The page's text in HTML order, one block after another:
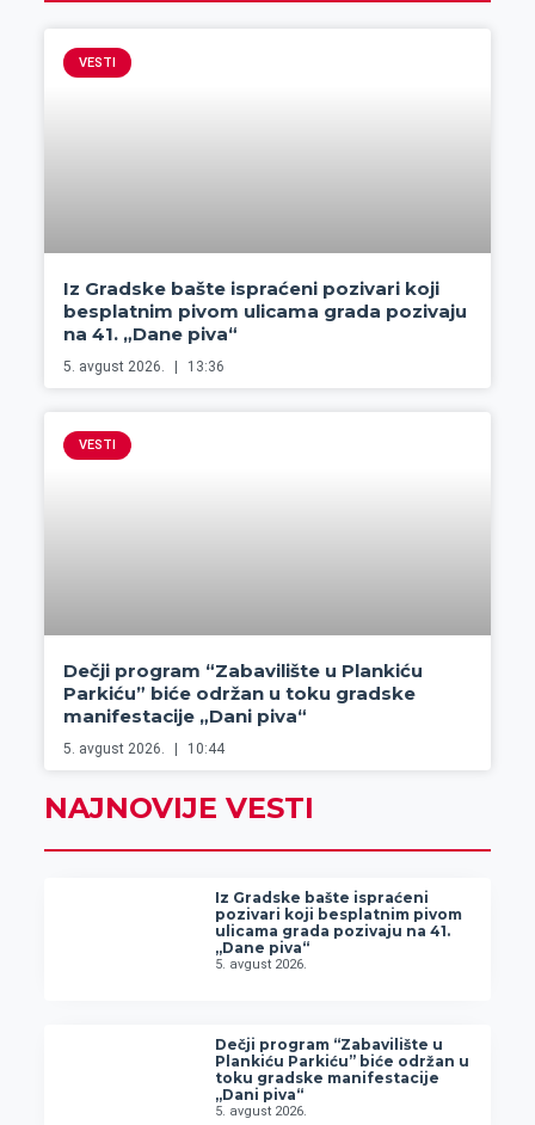
VESTI
Iz Gradske bašte ispraćeni pozivari koji
besplatnim pivom ulicama grada pozivaju
na 41. „Dane piva“
5. avgust 2026. 13:36
VESTI
Dečji program “Zabavilište u Plankiću
Parkiću” biće održan u toku gradske
manifestacije „Dani piva“
5. avgust 2026. 10:44
NAJNOVIJE VESTI
Iz Gradske bašte ispraćeni
pozivari koji besplatnim pivom
ulicama grada pozivaju na 41.
„Dane piva“
5. avgust 2026.
Dečji program “Zabavilište u
Plankiću Parkiću” biće održan u
toku gradske manifestacije
„Dani piva“
5. avgust 2026.